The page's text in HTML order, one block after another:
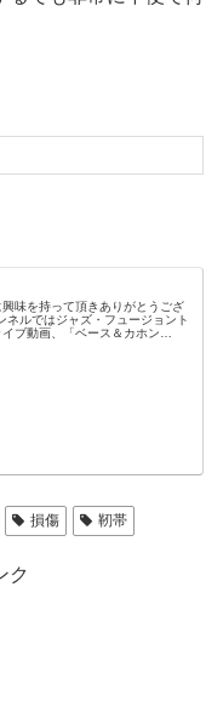
味を持って頂きありがとうござ
ネルではジャズ・フュージョント
ブ動画、「ベース＆カホン
損傷 靭帯
ク